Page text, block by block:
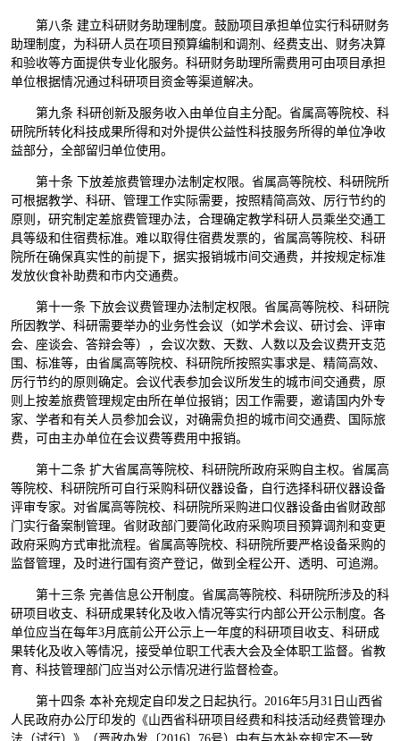
第八条 建立科研财务助理制度。鼓励项目承担单位实行科研财务
助理制度，为科研人员在项目预算编制和调剂、经费支出、财务决算
和验收等方面提供专业化服务。科研财务助理所需费用可由项目承担
单位根据情况通过科研项目资金等渠道解决。
第九条 科研创新及服务收入由单位自主分配。省属高等院校、科
研院所转化科技成果所得和对外提供公益性科技服务所得的单位净收
益部分，全部留归单位使用。
第十条 下放差旅费管理办法制定权限。省属高等院校、科研院所
可根据教学、科研、管理工作实际需要，按照精简高效、厉行节约的
原则，研究制定差旅费管理办法，合理确定教学科研人员乘坐交通工
具等级和住宿费标准。难以取得住宿费发票的，省属高等院校、科研
院所在确保真实性的前提下，据实报销城市间交通费，并按规定标准
发放伙食补助费和市内交通费。
第十一条 下放会议费管理办法制定权限。省属高等院校、科研院
所因教学、科研需要举办的业务性会议（如学术会议、研讨会、评审
会、座谈会、答辩会等），会议次数、天数、人数以及会议费开支范
围、标准等，由省属高等院校、科研院所按照实事求是、精简高效、
厉行节约的原则确定。会议代表参加会议所发生的城市间交通费，原
则上按差旅费管理规定由所在单位报销；因工作需要，邀请国内外专
家、学者和有关人员参加会议，对确需负担的城市间交通费、国际旅
费，可由主办单位在会议费等费用中报销。
第十二条 扩大省属高等院校、科研院所政府采购自主权。省属高
等院校、科研院所可自行采购科研仪器设备，自行选择科研仪器设备
评审专家。对省属高等院校、科研院所采购进口仪器设备由省财政部
门实行备案制管理。省财政部门要简化政府采购项目预算调剂和变更
政府采购方式审批流程。省属高等院校、科研院所要严格设备采购的
监督管理，及时进行国有资产登记，做到全程公开、透明、可追溯。
第十三条 完善信息公开制度。省属高等院校、科研院所涉及的科
研项目收支、科研成果转化及收入情况等实行内部公开公示制度。各
单位应当在每年3月底前公开公示上一年度的科研项目收支、科研成
果转化及收入等情况，接受单位职工代表大会及全体职工监督。省教
育、科技管理部门应当对公示情况进行监督检查。
第十四条 本补充规定自印发之日起执行。2016年5月31日山西省
人民政府办公厅印发的《山西省科研项目经费和科技活动经费管理办